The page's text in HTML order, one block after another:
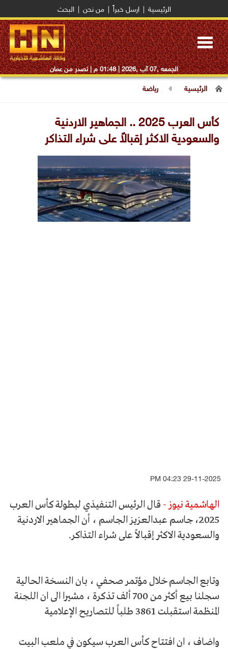
الرئيسية ارسل خبراً من نحن البحث
Toggle
navigation
الجمعه ,07 آب ,2026 | 01:48 م | تصدر من عمان
الرئيسية رياضة
كأس العرب 2025 .. الجماهير الاردنية
والسعودية الاكثر إقبالاً على شراء التذاكر
29-11-2025 04:23 PM
الهاشمية نيوز - قال الرئيس التنفيذي لبطولة كأس العرب
2025، جاسم عبدالعزيز الجاسم ، أن الجماهير الاردنية
والسعودية الاكثر إقبالاً على شراء التذاكر.
وتابع الجاسم خلال مؤتمر صحفي ، بان النسخة الحالية
سجلنا بيع أكثر من 700 ألف تذكرة ، مشيرا الى ان اللجنة
المنظمة استقبلت 3861 طلباً للتصاريح الإعلامية
واضاف ، ان افتتاح كأس العرب سيكون في ملعب البيت